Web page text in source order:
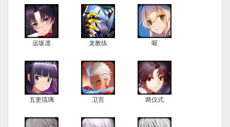
远坂凛 龙教练 喔
五更琉璃 卫宫 两仪式